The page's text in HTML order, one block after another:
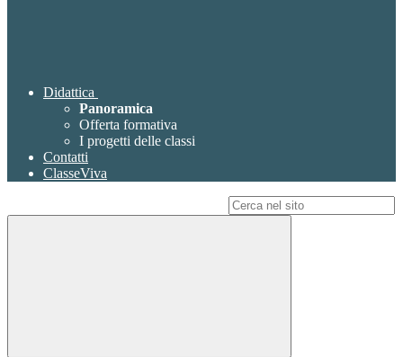
Didattica
Panoramica
Offerta formativa
I progetti delle classi
Contatti
ClasseViva